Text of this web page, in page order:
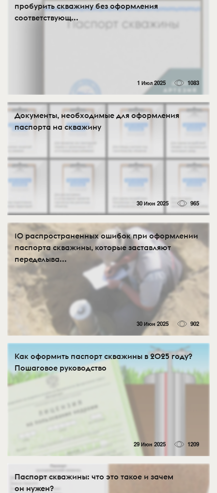
пробурить скважину без оформления
соответствующ...
1 Июл 2025 1083
Документы, необходимые для оформления
паспорта на скважину
30 Июн 2025 965
10 распространенных ошибок при оформлении
паспорта скважины, которые заставляют
переделыва...
30 Июн 2025 902
Как оформить паспорт скважины в 2025 году?
Пошаговое руководство
29 Июн 2025 1209
Паспорт скважины: что это такое и зачем
он нужен?